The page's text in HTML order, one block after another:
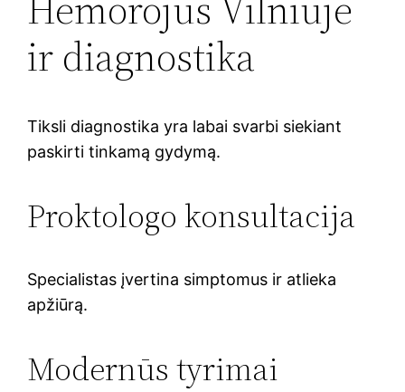
ir diagnostika
Tiksli diagnostika yra labai svarbi siekiant
paskirti tinkamą gydymą.
Proktologo konsultacija
Specialistas įvertina simptomus ir atlieka
apžiūrą.
Modernūs tyrimai